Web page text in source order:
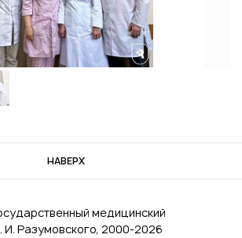
НАВЕРХ
медицинский
И. Разумовского, 2000‑2026